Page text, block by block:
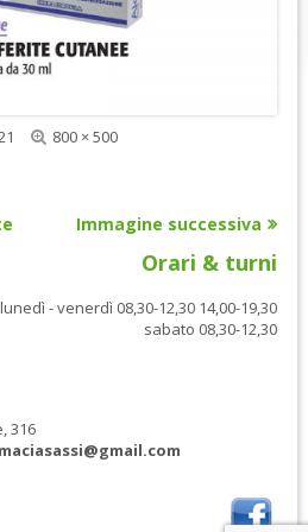
Dimensione
800 × 500
Immagine successiva
Orari & turni
lunedì - venerdì 08,30-12,30 14,00-19,30
sabato 08,30-12,30
316